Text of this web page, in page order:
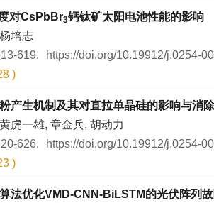
对CsPbBr3钙钛矿太阳电池性能的影响
培志
619.
https://doi.org/10.19912/j.0254-
)
产生机制及其对直拉单晶硅的影响与消
虎一雄, 章金兵, 胡动力
626.
https://doi.org/10.19912/j.0254-
)
法优化VMD-CNN-BiLSTM的光伏阵列